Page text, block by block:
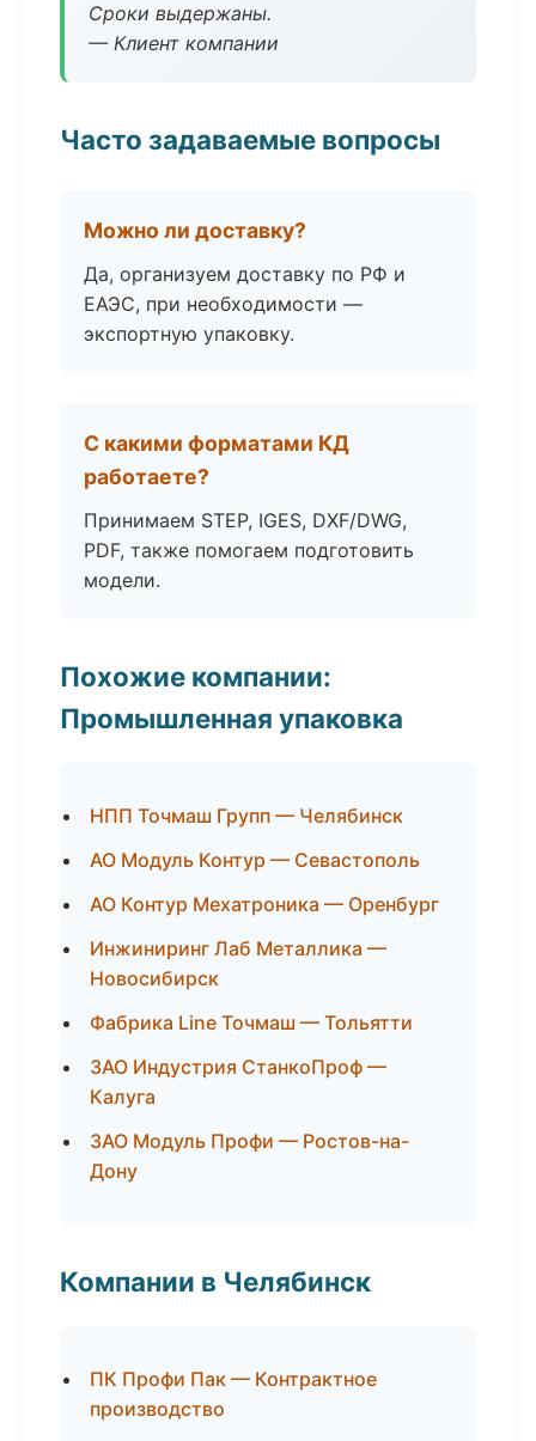
Сроки выдержаны.
— Клиент компании
Часто задаваемые вопросы
Можно ли доставку?
Да, организуем доставку по РФ и
ЕАЭС, при необходимости —
экспортную упаковку.
С какими форматами КД
работаете?
Принимаем STEP, IGES, DXF/DWG,
PDF, также помогаем подготовить
модели.
Похожие компании:
Промышленная упаковка
НПП Точмаш Групп — Челябинск
АО Модуль Контур — Севастополь
АО Контур Мехатроника — Оренбург
Инжиниринг Лаб Металлика —
Новосибирск
Фабрика Line Точмаш — Тольятти
ЗАО Индустрия СтанкоПроф —
Калуга
ЗАО Модуль Профи — Ростов-на-
Дону
Компании в Челябинск
ПК Профи Пак — Контрактное
производство